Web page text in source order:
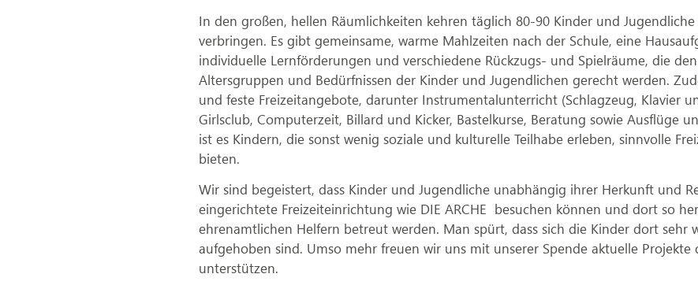
In den großen, hellen Räumlichkeiten kehren täglich 80-90 Kinder und
verbringen. Es gibt gemeinsame, warme Mahlzeiten nach der Schule, eine
individuelle Lernförderungen und verschiedene Rückzugs- und Spielräume, die
Altersgruppen und Bedürfnissen der Kinder und Jugendlichen gerecht werden.
und feste Freizeitangebote, darunter Instrumentalunterricht (Schlagzeug, Klavier
Girlsclub, Computerzeit, Billard und Kicker, Bastelkurse, Beratung sowie Ausflüge
ist es Kindern, die sonst wenig soziale und kulturelle Teilhabe erleben, sinnvolle
bieten.
Wir sind begeistert, dass Kinder und Jugendliche unabhängig ihrer Herkunft und
eingerichtete Freizeiteinrichtung wie DIE ARCHE besuchen können und dort so
ehrenamtlichen Helfern betreut werden. Man spürt, dass sich die Kinder dort
aufgehoben sind. Umso mehr freuen wir uns mit unserer Spende aktuelle Projekte
unterstützen.